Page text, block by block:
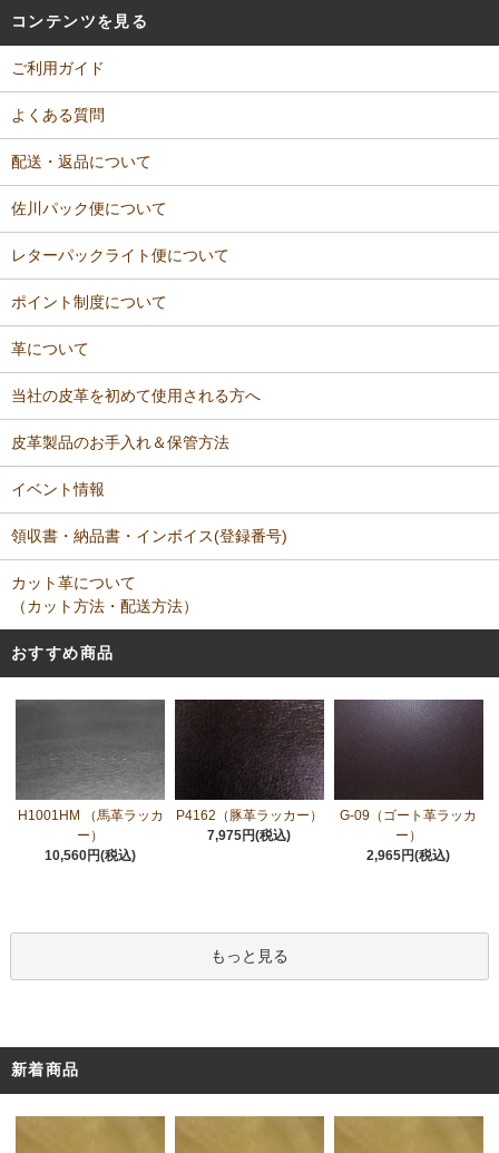
コンテンツを見る
ご利用ガイド
よくある質問
配送・返品について
佐川パック便について
レターパックライト便について
ポイント制度について
革について
当社の皮革を初めて使用される方へ
皮革製品のお手入れ＆保管方法
イベント情報
領収書・納品書・インボイス(登録番号)
カット革について
（カット方法・配送方法）
おすすめ商品
H1001HM （馬革ラッカ
ー）
10,560円(税込)
P4162（豚革ラッカー）
7,975円(税込)
G-09（ゴート革ラッカ
ー）
2,965円(税込)
もっと見る
新着商品